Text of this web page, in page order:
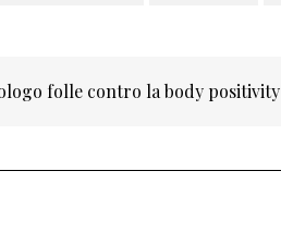
folle contro la body positivity